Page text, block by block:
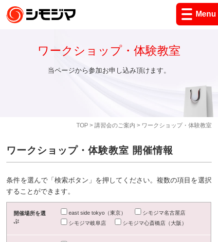
Menu
TOP> 講習会のご案内 > ワークショップ・体験教室
ワークショップ・体験教室
当ページから参加お申し込み頂けます。
ワークショップ・体験教室 開催情報
条件を選んで「検索ボタン」を押してください。複数の項目を選択
することができます。
開催場所を選
ぶ
east side tokyo（東京）
シモジマ名古屋店
シモジマ岐阜店
シモジマ心斎橋店（大阪）